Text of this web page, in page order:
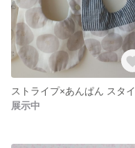
ストライプ×あんぱん スタイ
展示中